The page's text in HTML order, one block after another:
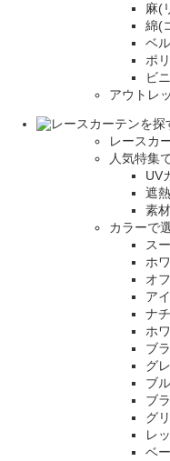
麻(
綿(
ベ
ポ
ビ
アウトレ
レースカ
人気特集
UV
遮
素
カラーで
ス
ホ
オ
ア
ナ
ホ
ブ
グ
ブ
ブ
グ
レ
ベ